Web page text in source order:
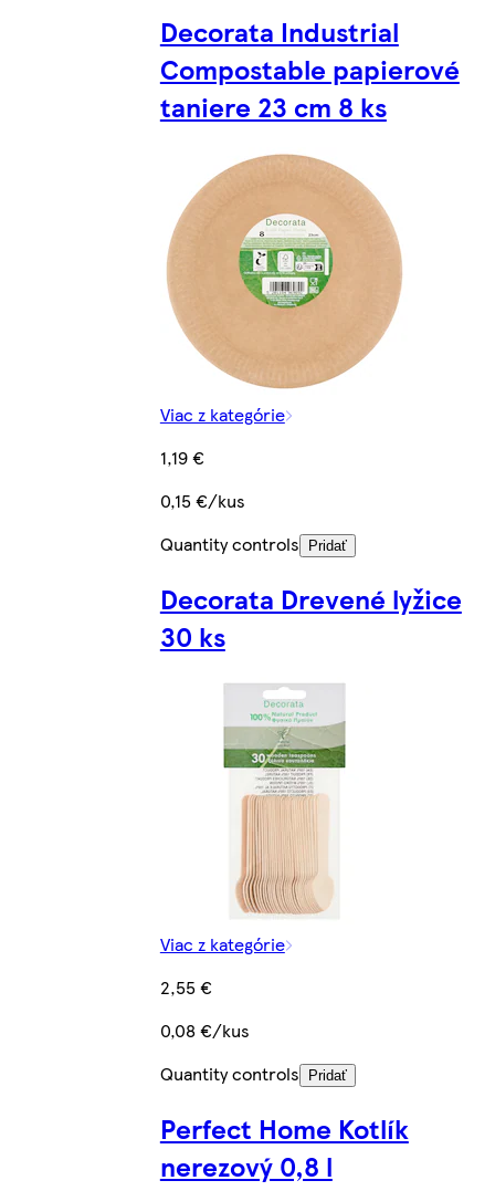
Decorata Industrial
Compostable papierové
taniere 23 cm 8 ks
Viac z kategórie
1,19 €
0,15 €/kus
Quantity controls
Pridať
Decorata Drevené lyžice
30 ks
Viac z kategórie
2,55 €
0,08 €/kus
Quantity controls
Pridať
Perfect Home Kotlík
nerezový 0,8 l